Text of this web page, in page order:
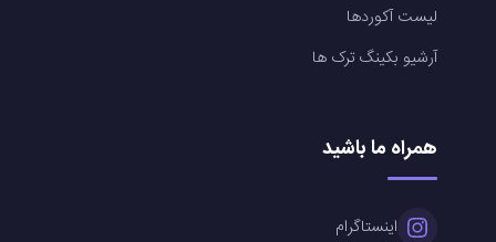
لیست آکوردها
آرشیو بکینگ ترک ها
همراه ما باشید
اینستاگرام